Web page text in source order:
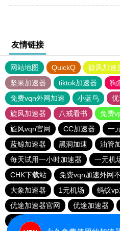
友情链接
网站地图 QuickQ 旋风加速
坚果加速器
tiktok加速器
狗
免费vqn外网加速
小蓝鸟
旋风加速器
八戒看书
免费
旋风vqn官网
CC加速器 一
蓝鲸加速器
黑洞加速
油管
每天试用一小时加速器
一元机
CHK下载站
免费vqn加速外网
大象加速器
1元机场
蚂蚁
优途加速器官网
优途加速器
hammer加速器